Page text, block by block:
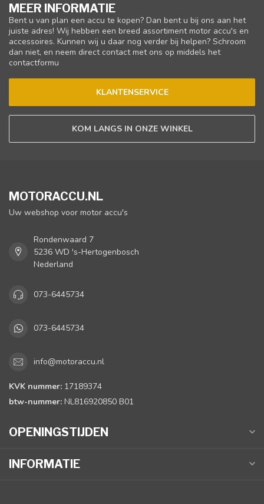
MEER INFORMATIE
Bent u van plan een accu te kopen? Dan bent u bij ons aan het
juiste adres! Wij hebben een breed assortiment motor accu's en
accessoires. Kunnen wij u daar nog verder bij helpen? Schroom
dan niet, en neem direct contact met ons op middels het
contactformu
KLANTENSERVICE
KOM LANGS IN ONZE WINKEL
MOTORACCU.NL
Uw webshop voor motor accu's
Rondenwaard 7
5236 WD 's-Hertogenbosch
Nederland
073-6445734
073-6445734
info@motoraccu.nl
KVK nummer: 17189374
btw-nummer: NL816920850 B01
OPENINGSTIJDEN
INFORMATIE